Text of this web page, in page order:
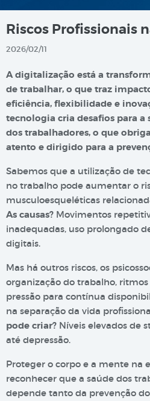
Riscos Profissionais
2026/02/11
A digitalização está a
de trabalhar, o que traz
eficiência, flexibilidade e
tecnologia cria desafios para a
dos trabalhadores, o que
atento e dirigido para a
Sabemos que a utilização de
no trabalho pode aumentar o
musculoesqueléticas
As causas? Movimentos
inadequadas, uso prolongado
digitais.
Mas há outros riscos, os
organização do trabalho, ritmos
pressão para contínua
na separação da vida
pode criar? Níveis elevados de
até depressão.
Proteger o corpo e a mente na
reconhecer que a saúde dos
depende tanto da prevenção